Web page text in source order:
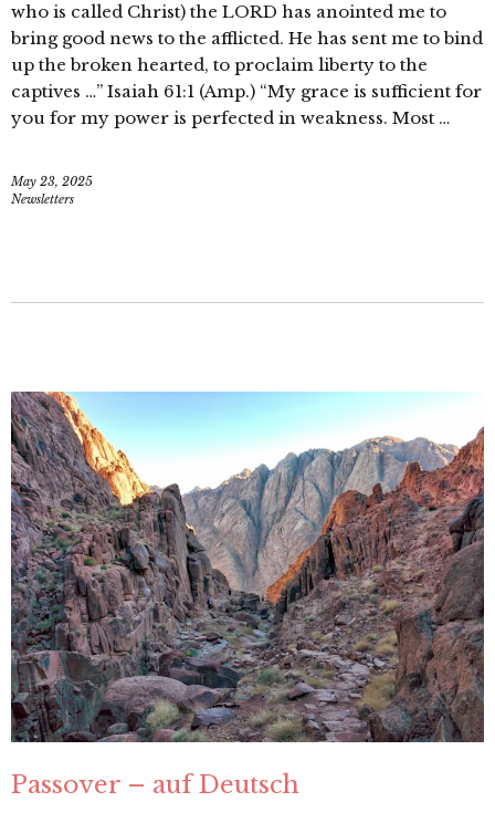
who is called Christ) the LORD has anointed me to
bring good news to the afflicted. He has sent me to bind
up the broken hearted, to proclaim liberty to the
captives …” Isaiah 61:1 (Amp.) “My grace is sufficient for
you for my power is perfected in weakness. Most …
May 23, 2025
Newsletters
Passover – auf Deutsch